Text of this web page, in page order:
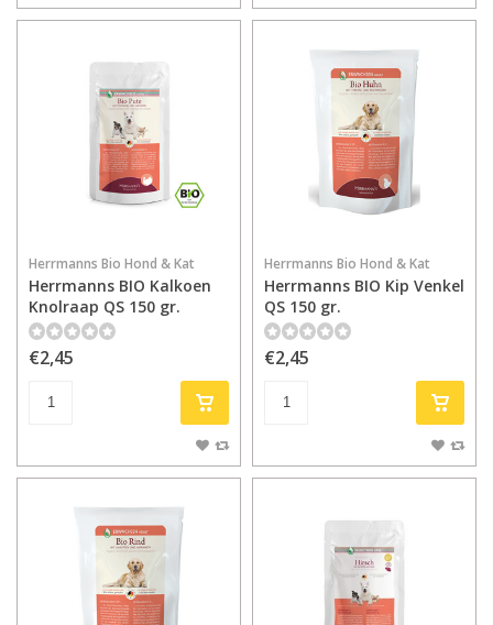
Herrmanns Bio Hond & Kat
Herrmanns BIO Kalkoen
Knolraap QS 150 gr.
€2,45
Herrmanns Bio Hond & Kat
Herrmanns BIO Kip Venkel
QS 150 gr.
€2,45